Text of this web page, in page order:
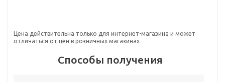
Цена действительна только для интернет-магазина и может
отличаться от цен в розничных магазинах
Способы получения